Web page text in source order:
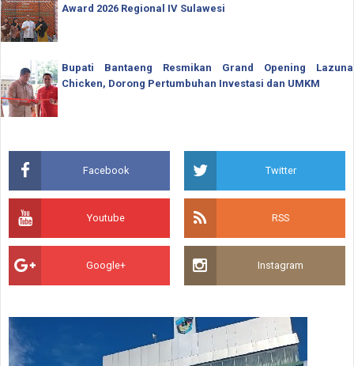
Award 2026 Regional IV Sulawesi
Bupati Bantaeng Resmikan Grand Opening Lazuna
Chicken, Dorong Pertumbuhan Investasi dan UMKM
Facebook Twitter
Youtube RSS
Google+ Instagram